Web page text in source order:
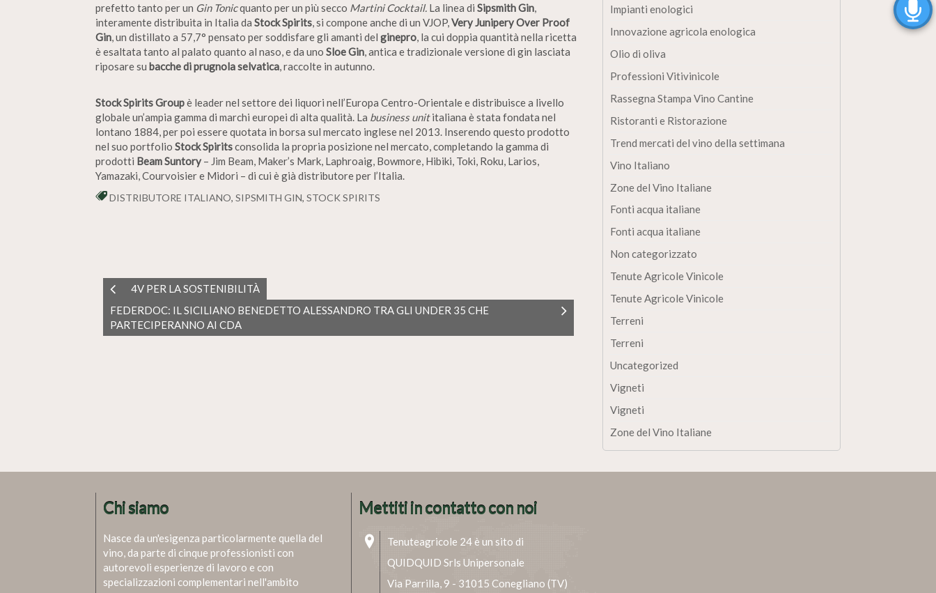
prefetto tanto per un Gin Tonicquanto per un più secco Martini Cocktail. La linea di Sipsmith Gin,
interamente distribuita in Italia da Stock Spirits, si compone anche di un VJOP,Very Junipery Over Proof
Gin, un distillato a 57,7° pensato per soddisfare gli amanti del ginepro, la cui doppia quantità nella ricetta
è esaltata tanto al palato quanto al naso, e da uno Sloe Gin, antica e tradizionale versione di gin lasciata
riposare su bacche di prugnola selvatica, raccolte in autunno.
Stock Spirits Groupè leader nel settore dei liquori nell’Europa Centro-Orientale e distribuisce a livello
globale un’ampia gamma di marchi europei di alta qualità. La business unititaliana è stata fondata nel
lontano 1884, per poi essere quotata in borsa sul mercato inglese nel 2013. Inserendo questo prodotto
nel suo portfolio Stock Spiritsconsolida la propria posizione nel mercato, completando la gamma di
prodotti Beam Suntory – Jim Beam, Maker’s Mark, Laphroaig, Bowmore, Hibiki, Toki, Roku, Larios,
Yamazaki, Courvoisier e Midori – di cui è già distributore per l’Italia.
DISTRIBUTORE ITALIANO, SIPSMITH GIN, STOCK SPIRITS
4V PER LA SOSTENIBILITÀ
FEDERDOC: IL SICILIANO BENEDETTO ALESSANDRO TRA GLI UNDER 35 CHE
PARTECIPERANNO AI CDA
Impianti enologici
Innovazione agricola enologica
Olio di oliva
Professioni Vitivinicole
Rassegna Stampa Vino Cantine
Ristoranti e Ristorazione
Trend mercati del vino della settimana
Vino Italiano
Zone del Vino Italiane
Fonti acqua italiane
Fonti acqua italiane
Non categorizzato
Tenute Agricole Vinicole
Tenute Agricole Vinicole
Terreni
Terreni
Uncategorized
Vigneti
Vigneti
Zone del Vino Italiane
Chi siamo
Nasce da un'esigenza particolarmente quella del
vino, da parte di cinque professionisti con
autorevoli esperienze di lavoro e con
specializzazioni complementari nell'ambito
Mettiti in contatto con noi
Tenuteagricole 24 è un sito di
QUIDQUID Srls Unipersonale
Via Parrilla, 9 - 31015 Conegliano (TV)